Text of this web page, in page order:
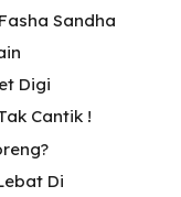
Sandha
Digi
Cantik !
Di